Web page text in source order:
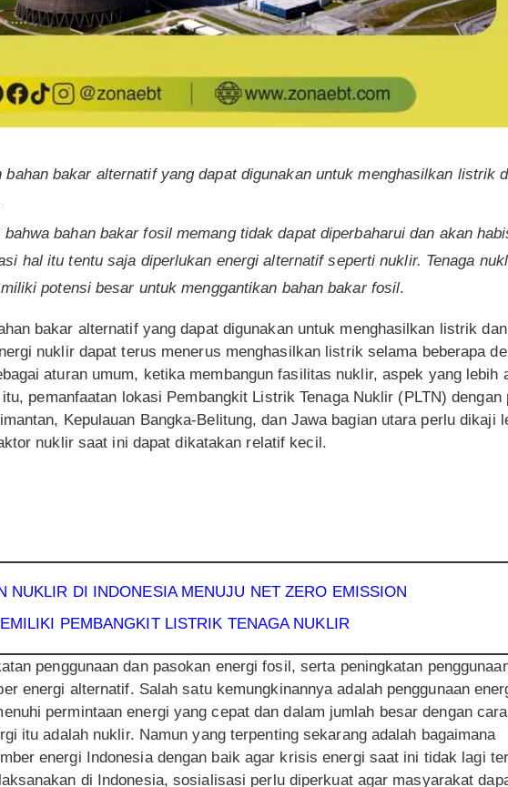
bahan bakar alternatif yang dapat digunakan untuk menghasilkan listrik
bahan bakar fosil memang tidak dapat diperbaharui dan akan
hal itu tentu saja diperlukan energi alternatif seperti nuklir. Tenaga
potensi besar untuk menggantikan bahan bakar fosil.
bakar alternatif yang dapat digunakan untuk menghasilkan listrik dan
nuklir dapat terus menerus menghasilkan listrik selama beberapa
aturan umum, ketika membangun fasilitas nuklir, aspek yang lebih
pemanfaatan lokasi Pembangkit Listrik Tenaga Nuklir (PLTN) dengan
Kepulauan Bangka-Belitung, dan Jawa bagian utara perlu dikaji
nuklir saat ini dapat dikatakan relatif kecil.
NUKLIR DI INDONESIA MENUJU NET ZERO EMISSION
PEMBANGKIT LISTRIK TENAGA NUKLIR
penggunaan dan pasokan energi fosil, serta peningkatan
energi alternatif. Salah satu kemungkinannya adalah penggunaan
permintaan energi yang cepat dan dalam jumlah besar dengan
itu adalah nuklir. Namun yang terpenting sekarang adalah bagaimana
energi Indonesia dengan baik agar krisis energi saat ini tidak lagi
di Indonesia, sosialisasi perlu diperkuat agar masyarakat